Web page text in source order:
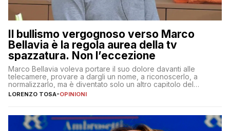
Il bullismo vergognoso verso Marco
Bellavia è la regola aurea della tv
spazzatura. Non l’eccezione
Marco Bellavia voleva portare il suo dolore davanti alle
telecamere, provare a dargli un nome, a riconoscerlo, a
normalizzarlo, ma è diventato solo un altro capitolo del
copione
LORENZO TOSA-OPINIONI